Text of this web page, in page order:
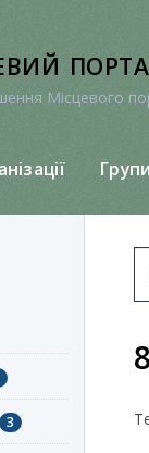
Місцевого
Групи
3